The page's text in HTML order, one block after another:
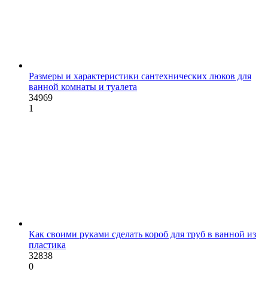
Размеры и характеристики сантехнических люков для
ванной комнаты и туалета
34969
1
Как своими руками сделать короб для труб в ванной из
пластика
32838
0